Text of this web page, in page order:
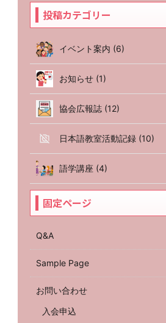
投稿カテゴリー
イベント案内 (6)
お知らせ (1)
協会広報誌 (12)
日本語教室活動記録 (10)
語学講座 (4)
固定ページ
Q&A
Sample Page
お問い合わせ
入会申込